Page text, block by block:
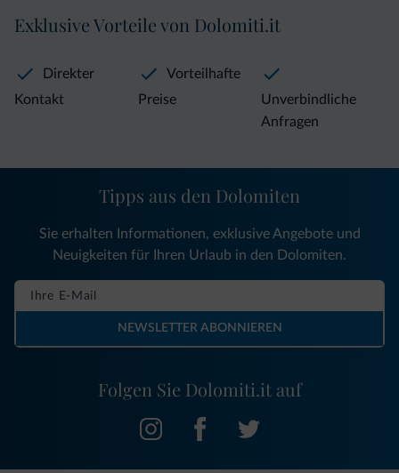
Exklusive Vorteile von Dolomiti.it
Direkter
Kontakt
Vorteilhafte
Preise
Unverbindliche
Anfragen
Folgen Sie Dolomiti.it auf
Tipps aus den Dolomiten
Sie erhalten Informationen, exklusive Angebote und
Neuigkeiten für Ihren Urlaub in den Dolomiten.
NEWSLETTER ABONNIEREN